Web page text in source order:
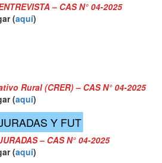
– CAS N° 04-2025
(aquí)
Rural (CRER) – CAS N° 04-2025
(aquí)
Y FUT
– CAS N° 04-2025
(aquí)